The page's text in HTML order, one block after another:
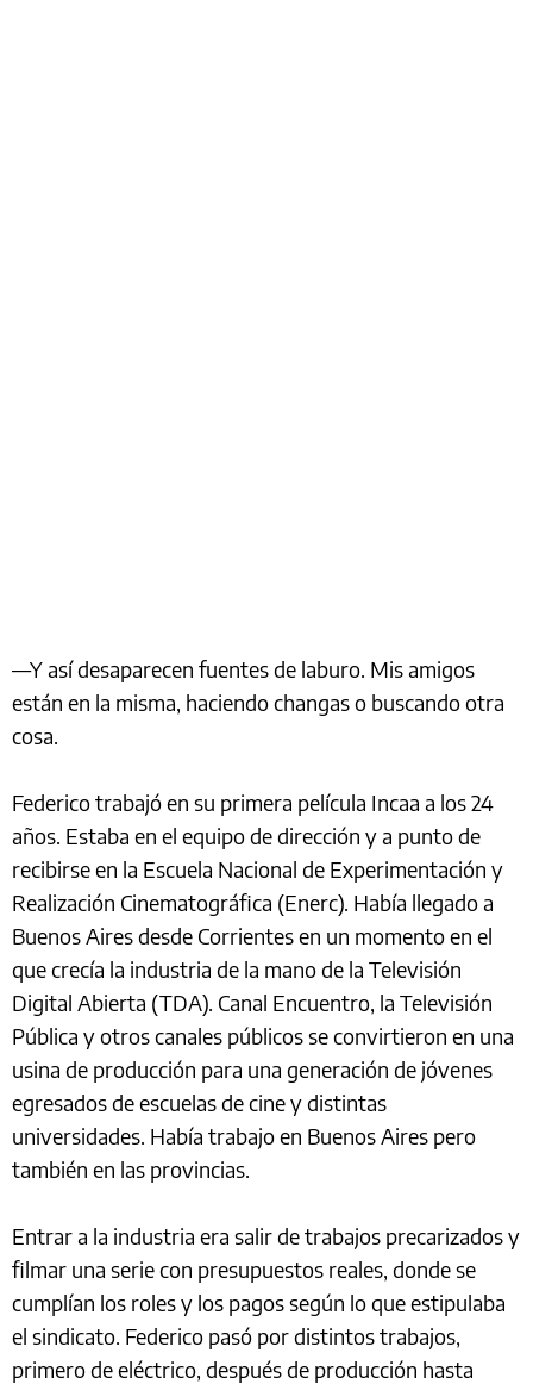
—Y así desaparecen fuentes de laburo. Mis amigos
están en la misma, haciendo changas o buscando otra
cosa.
Federico trabajó en su primera película Incaa a los 24
años. Estaba en el equipo de dirección y a punto de
recibirse en la Escuela Nacional de Experimentación y
Realización Cinematográfica (Enerc). Había llegado a
Buenos Aires desde Corrientes en un momento en el
que crecía la industria de la mano de la Televisión
Digital Abierta (TDA). Canal Encuentro, la Televisión
Pública y otros canales públicos se convirtieron en una
usina de producción para una generación de jóvenes
egresados de escuelas de cine y distintas
universidades. Había trabajo en Buenos Aires pero
también en las provincias.
Entrar a la industria era salir de trabajos precarizados y
filmar una serie con presupuestos reales, donde se
cumplían los roles y los pagos según lo que estipulaba
el sindicato. Federico pasó por distintos trabajos,
primero de eléctrico, después de producción hasta